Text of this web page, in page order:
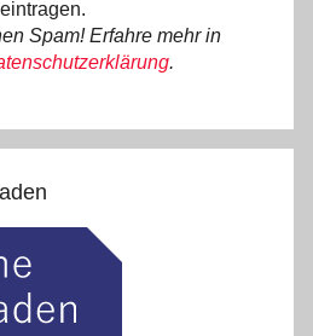
eintragen.
Spam! Erfahre mehr in
.